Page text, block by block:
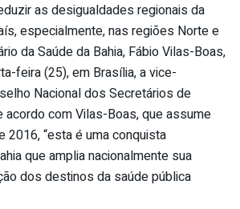
as desigualdades regionais da
especialmente, nas regiões Norte e
da Saúde da Bahia, Fábio Vilas-Boas,
feira (25), em Brasília, a vice-
Nacional dos Secretários de
acordo com Vilas-Boas, que assume
2016, “esta é uma conquista
que amplia nacionalmente sua
dos destinos da saúde pública